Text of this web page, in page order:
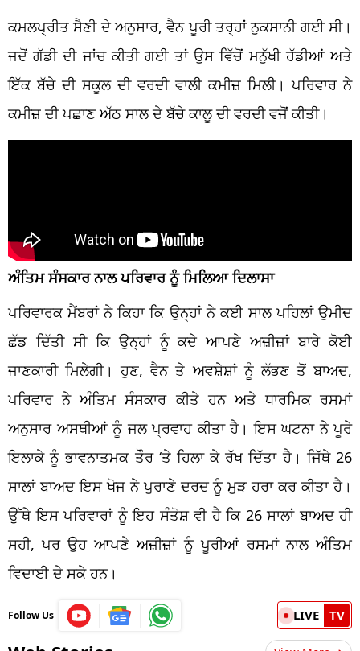
ਕਮਲਪ੍ਰੀਤ ਸੈਣੀ ਦੇ ਅਨੁਸਾਰ, ਵੈਨ ਪੂਰੀ ਤਰ੍ਹਾਂ ਨੁਕਸਾਨੀ ਗਈ ਸੀ।
ਜਦੋਂ ਗੱਡੀ ਦੀ ਜਾਂਚ ਕੀਤੀ ਗਈ ਤਾਂ ਉਸ ਵਿੱਚੋਂ ਮਨੁੱਖੀ ਹੱਡੀਆਂ ਅਤੇ
ਇੱਕ ਬੱਚੇ ਦੀ ਸਕੂਲ ਦੀ ਵਰਦੀ ਵਾਲੀ ਕਮੀਜ਼ ਮਿਲੀ। ਪਰਿਵਾਰ ਨੇ
ਕਮੀਜ਼ ਦੀ ਪਛਾਣ ਅੱਠ ਸਾਲ ਦੇ ਬੱਚੇ ਕਾਲੂ ਦੀ ਵਰਦੀ ਵਜੋਂ ਕੀਤੀ।
ਅੰਤਿਮ ਸੰਸਕਾਰ ਨਾਲ ਪਰਿਵਾਰ ਨੂੰ ਮਿਲਿਆ ਦਿਲਾਸਾ
ਪਰਿਵਾਰਕ ਮੈਂਬਰਾਂ ਨੇ ਕਿਹਾ ਕਿ ਉਨ੍ਹਾਂ ਨੇ ਕਈ ਸਾਲ ਪਹਿਲਾਂ ਉਮੀਦ
ਛੱਡ ਦਿੱਤੀ ਸੀ ਕਿ ਉਨ੍ਹਾਂ ਨੂੰ ਕਦੇ ਆਪਣੇ ਅਜ਼ੀਜ਼ਾਂ ਬਾਰੇ ਕੋਈ
ਜਾਣਕਾਰੀ ਮਿਲੇਗੀ। ਹੁਣ, ਵੈਨ ਤੇ ਅਵਸ਼ੇਸ਼ਾਂ ਨੂੰ ਲੱਭਣ ਤੋਂ ਬਾਅਦ,
ਪਰਿਵਾਰ ਨੇ ਅੰਤਿਮ ਸੰਸਕਾਰ ਕੀਤੇ ਹਨ ਅਤੇ ਧਾਰਮਿਕ ਰਸਮਾਂ
ਅਨੁਸਾਰ ਅਸਥੀਆਂ ਨੂੰ ਜਲ ਪ੍ਰਵਾਹ ਕੀਤਾ ਹੈ। ਇਸ ਘਟਨਾ ਨੇ ਪੂਰੇ
ਇਲਾਕੇ ਨੂੰ ਭਾਵਨਾਤਮਕ ਤੌਰ ‘ਤੇ ਹਿਲਾ ਕੇ ਰੱਖ ਦਿੱਤਾ ਹੈ। ਜਿੱਥੇ 26
ਸਾਲਾਂ ਬਾਅਦ ਇਸ ਖੋਜ ਨੇ ਪੁਰਾਣੇ ਦਰਦ ਨੂੰ ਮੁੜ ਹਰਾ ਕਰ ਕੀਤਾ ਹੈ।
ਉੱਥੇ ਇਸ ਪਰਿਵਾਰਾਂ ਨੂੰ ਇਹ ਸੰਤੋਸ਼ ਵੀ ਹੈ ਕਿ 26 ਸਾਲਾਂ ਬਾਅਦ ਹੀ
ਸਹੀ, ਪਰ ਉਹ ਆਪਣੇ ਅਜ਼ੀਜ਼ਾਂ ਨੂੰ ਪੂਰੀਆਂ ਰਸਮਾਂ ਨਾਲ ਅੰਤਿਮ
ਵਿਦਾਈ ਦੇ ਸਕੇ ਹਨ।
Follow Us LIVE TV